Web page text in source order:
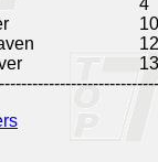
4
12
13